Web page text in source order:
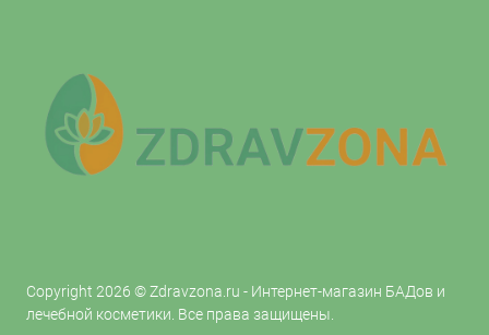
Copyright 2026 © Zdravzona.ru - Интернет-магазин БАДов и
лечебной косметики. Все права защищены.